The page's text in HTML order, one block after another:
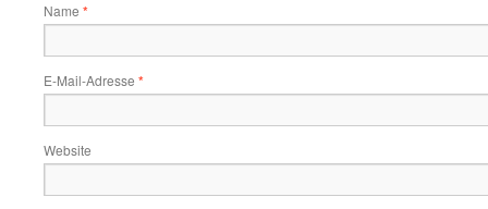
Name *
E-Mail-Adresse *
Website